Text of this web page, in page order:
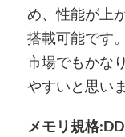
め、性能が上
搭載可能です。
市場でもかな
やすいと思いま
メモリ規格